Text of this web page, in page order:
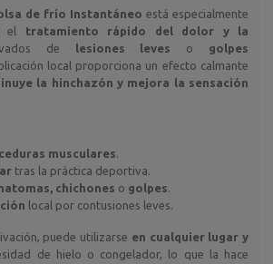
de frío Instantáneo está especialmente
el
tratamiento rápido del dolor y la
de lesiones leves o golpes
local proporciona un efecto calmante
la hinchazón y mejora la sensación
musculares
tras la práctica deportiva.
chichones o golpes
local por contusiones leves.
puede utilizarse en cualquier lugar y
de hielo o congelador, lo que la hace